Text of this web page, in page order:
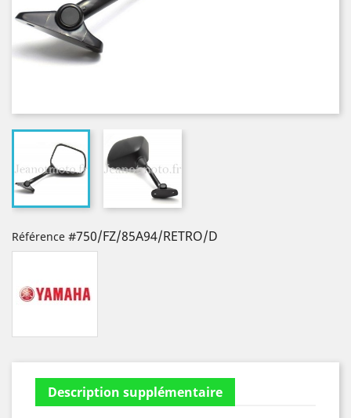
Référence #750/FZ/85A94/RETRO/D
Description supplémentaire